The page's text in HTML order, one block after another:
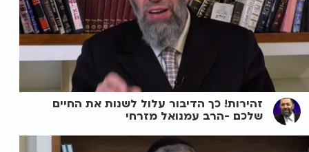
זהירות! כך הדיבור עלול לשנות את החיים
שלכם -הרב עמנואל מזרחי